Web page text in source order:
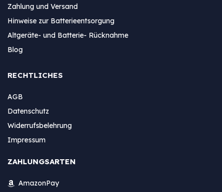
Zahlung und Versand
Hinweise zur Batterieentsorgung
Altgeräte- und Batterie- Rücknahme
Blog
RECHTLICHES
AGB
Datenschutz
Widerrufsbelehrung
Impressum
ZAHLUNGSARTEN
AmazonPay